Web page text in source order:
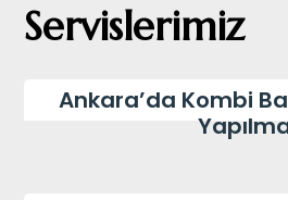
Servislerimiz
Ankara’da Kombi